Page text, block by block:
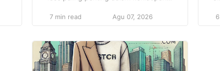
tubuh mengalami berbagai perubahan
memerlukan perhatian khusus agar ibu
dan janin tetap sehat. Kehamilan
bukan hanya sekadar proses biologis,
7 min read Agu 07, 2026